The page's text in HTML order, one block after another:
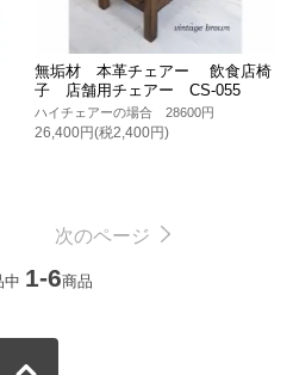
無垢材 本革チェアー 飲食店椅
子 店舗用チェアー CS-055
ハイチェアーの場合 28600円
26,400円(税2,400円)
次のページ
中 1-6商品